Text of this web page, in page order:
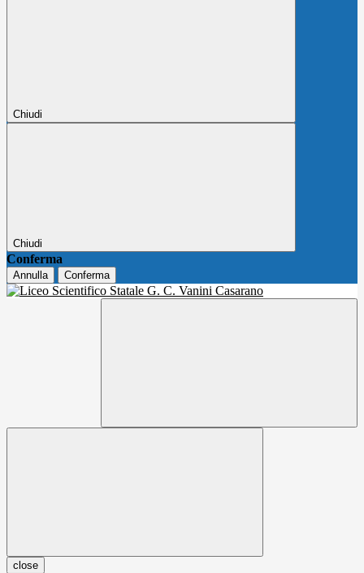
Chiudi
Chiudi
Conferma
Annulla Conferma
close